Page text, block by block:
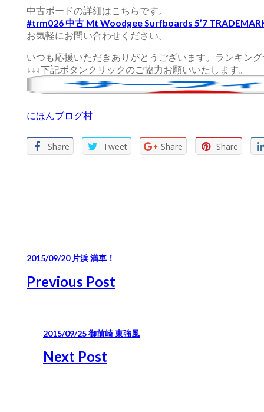
中古ボードの詳細はこちらです。
#trm026 中古 Mt Woodgee Surfboards 5’7
お気軽にお問い合わせください。
いつも応援いただきありがとうございます。ランキン
↓↓↓下記ボタンクリックのご協力お願いいたします。
にほんブログ村
Share Tweet Share Share
2015/09/20 片浜 満車！
Previous Post
2015/09/25 御前崎 東強風
Next Post